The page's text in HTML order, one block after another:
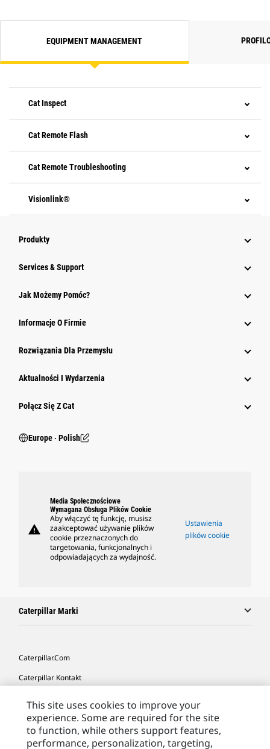
EQUIPMENT MANAGEMENT
Cat Inspect
Cat Remote Flash
Cat Remote Troubleshooting
Visionlink®
Produkty
Services & Support
Jak Możemy Pomóc?
Informacje O Firmie
Rozwiązania Dla Przemysłu
Aktualności I Wydarzenia
Połącz Się Z Cat
Europe ‧ Polish
warning
Media Społecznościowe
Wymagana Obsługa Plików Cookie
Aby włączyć tę funkcję, musisz
zaakceptować używanie plików
cookie przeznaczonych do
targetowania, funkcjonalnych i
odpowiadających za wydajność.
Ustawienia
plików cookie
Caterpillar Marki
Caterpillar.com
Caterpillar Kontakt
Moje Preferencje Marketingowe
Site Map
This site uses cookies to improve your
experience. Some are required for the site
to function, while others support features,
performance, personalization, targeting,